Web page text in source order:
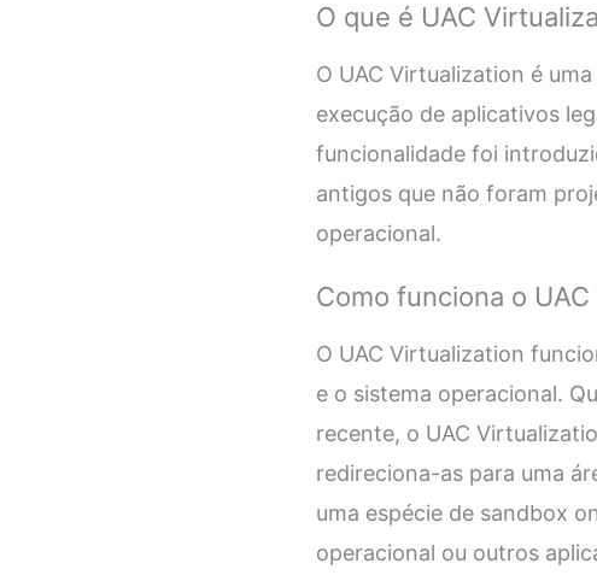
O que é UAC
O UAC Virtualization é
execução de aplicativos
funcionalidade foi
antigos que não foram
operacional.
Como funciona o
O UAC Virtualization
e o sistema operacional.
recente, o UAC
redireciona-as para uma
uma espécie de sandbox
operacional ou outros